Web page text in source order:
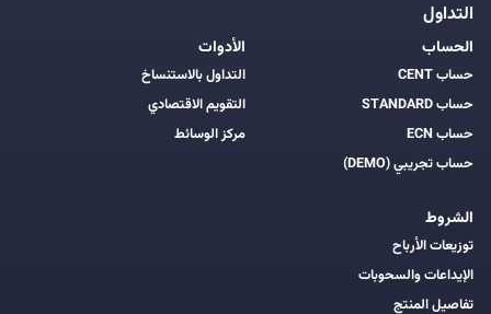
التداول
الحساب
حساب CENT
حساب STANDARD
حساب ECN
حساب تجريبي (DEMO)
الشروط
توزيعات الأرباح
الإيداعات والسحوبات
تفاصيل المنتج
الأدوات
التداول بالاستنساخ
التقويم الاقتصادي
مركز الوسائط